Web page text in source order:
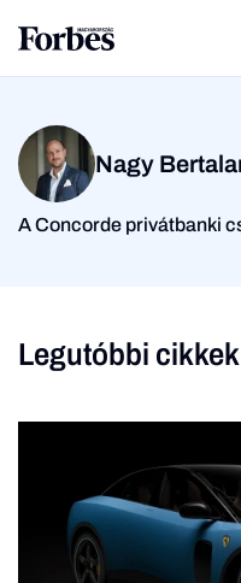
Nagy
A Concorde privátbanki
Legutóbbi cikkek